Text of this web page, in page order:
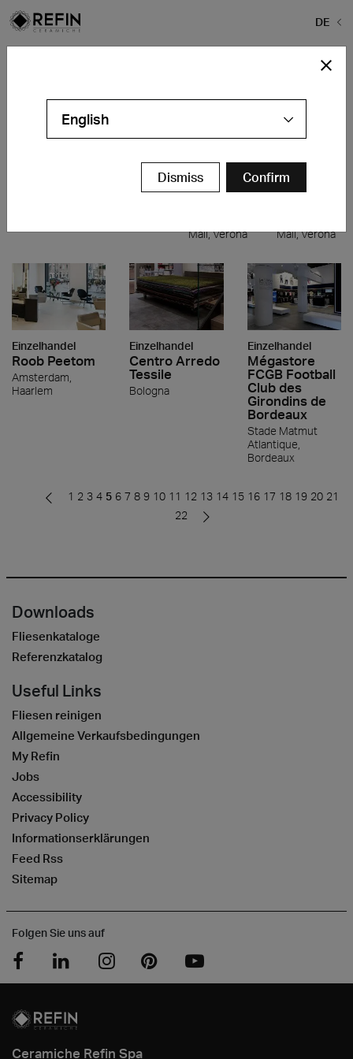
DE
Einzelhandel Einzelhandel
Capello
Point
Mall, Verona
Einzelhandel
Gioielleria
Bluespirit
Mall, Verona
Einzelhandel
Roob Peetom
Amsterdam,
Haarlem
Einzelhandel
Centro Arredo
Tessile
Bologna
Einzelhandel
Mégastore
FCGB Football
Club des
Girondins de
Bordeaux
Stade Matmut
Atlantique,
Bordeaux
1 2 3 4 5 6 7 8 9 10 11 12 13 14 15 16 17 18 19 20 21
22
Downloads
Fliesenkataloge
Referenzkatalog
Useful Links
Fliesen reinigen
Allgemeine Verkaufsbedingungen
My Refin
Jobs
Accessibility
Privacy Policy
Informationserklärungen
Feed Rss
Sitemap
Folgen Sie uns auf
Ceramiche Refin Spa
English
Dismiss Confirm